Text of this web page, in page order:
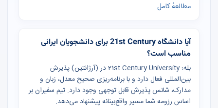
مطالعهٔ کامل
آیا دانشگاه 21st Century برای دانشجویان ایرانی
مناسب است؟
بله؛ 21st Century University در (آرژانتین) پذیرش
بین‌المللی فعال دارد و با برنامه‌ریزی صحیح معدل، زبان و
مدارک، شانس پذیرش قابل توجهی وجود دارد. تیم سفیران بر
اساس رزومه شما مسیر واقع‌بینانه پیشنهاد می‌دهد.